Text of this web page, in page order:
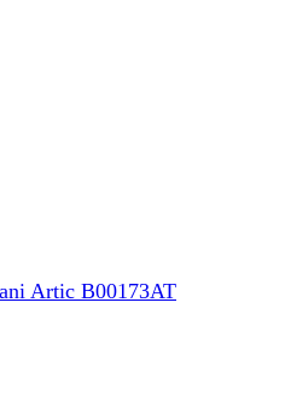
Artic В00173AT